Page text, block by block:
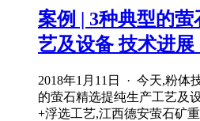
案例 | 3种典型的
艺及设备 技术进展
2018年1月11日 · 今天,粉体
的萤石精选提纯生产工艺及
+浮选工艺,江西德安萤石矿